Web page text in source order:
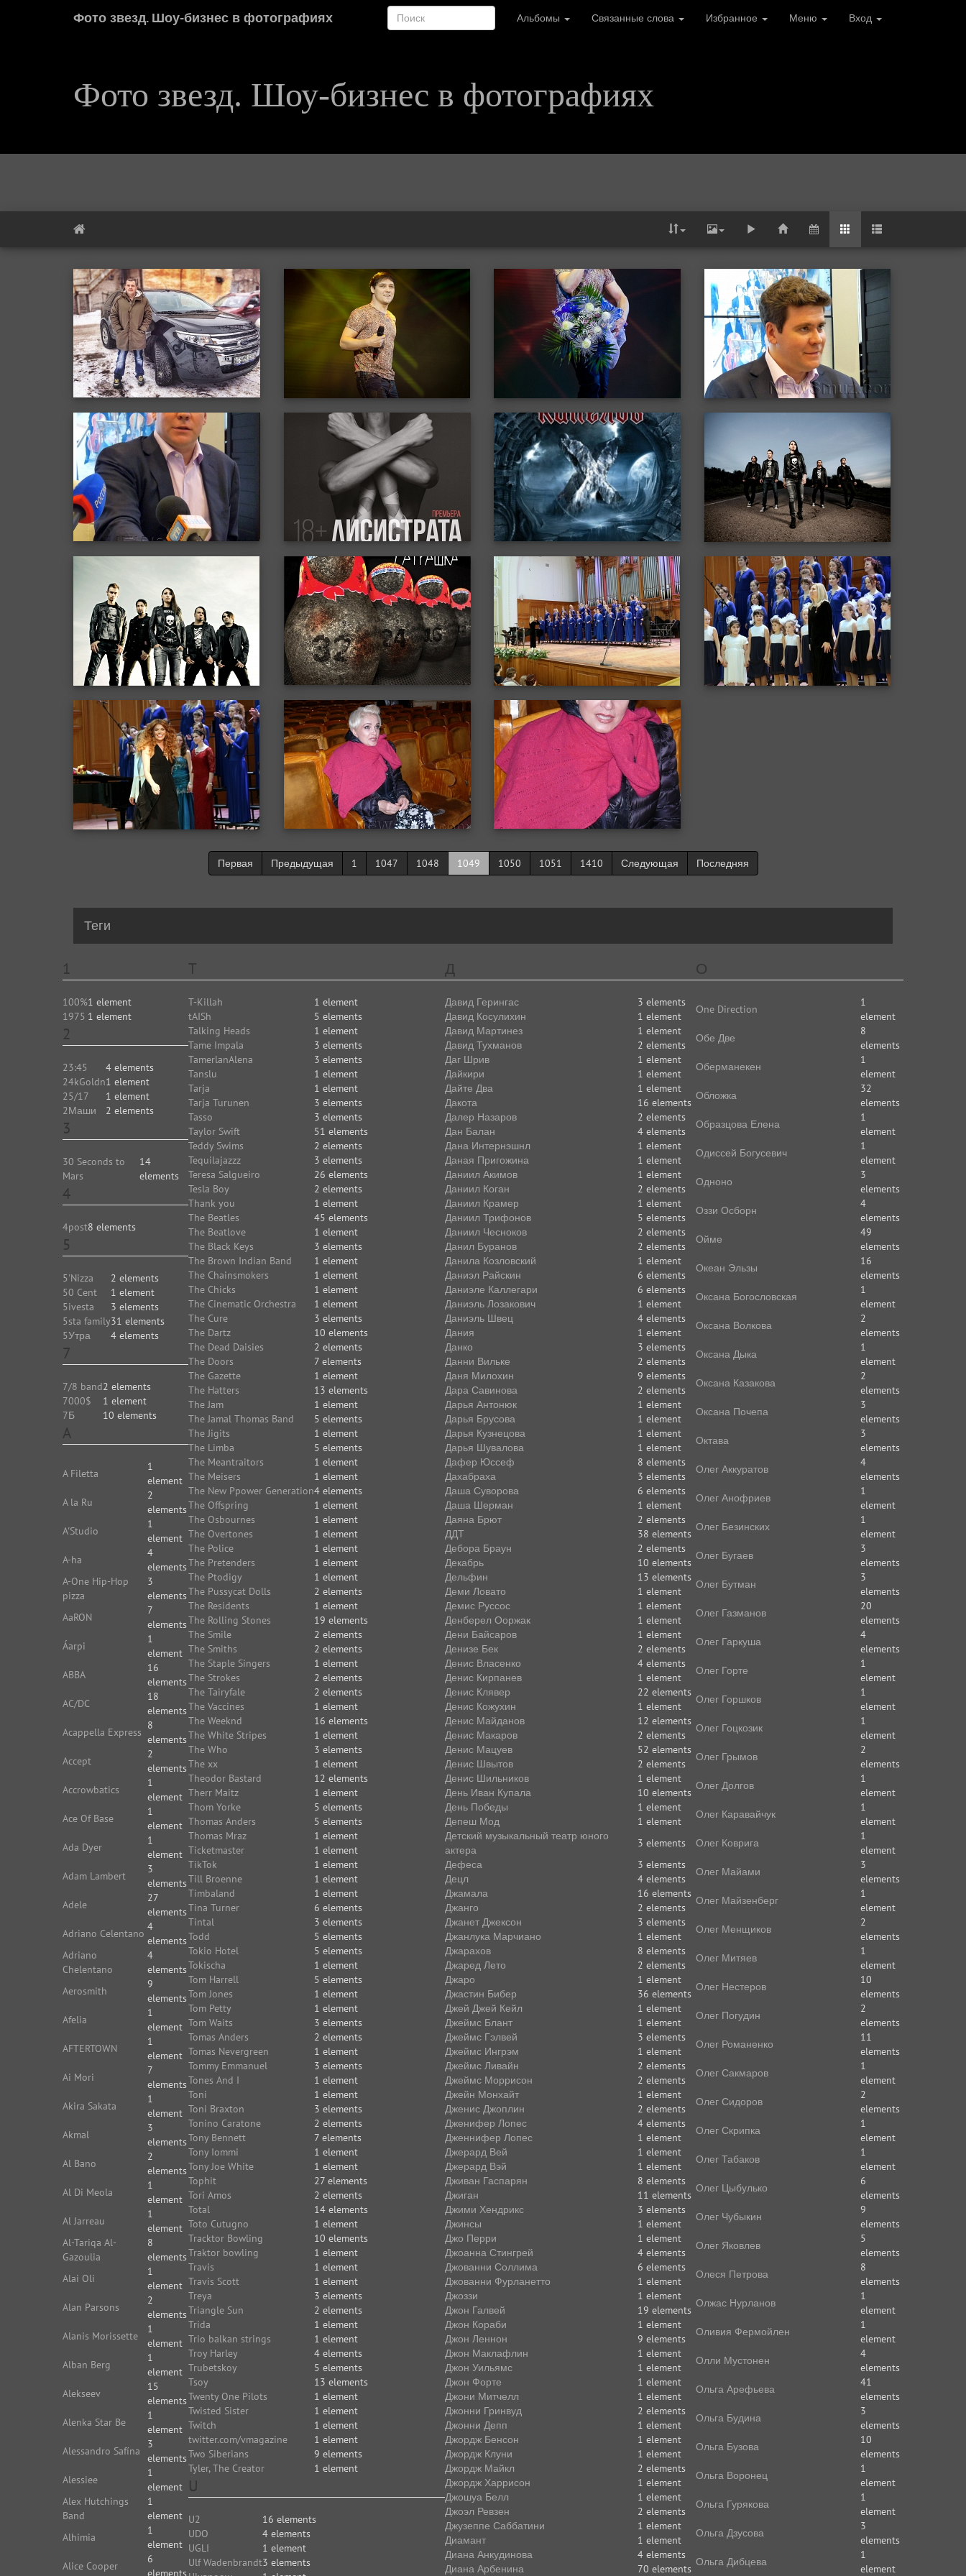
Фото звезд. Шоу-бизнес в фотографиях Альбомы Связанные слова Избранное Меню Вход
Фото звезд. Шоу-бизнес в фотографиях
Первая Предыдущая 1 1047 1048 1049 1050 1051 1410 Следующая Последняя
Теги
1
100%1 element
1975 1 element
2
23:45
4 elements
24kGoldn1 element
25/17
1 element
2Маши
2 elements
3
30 Seconds to
Mars
14
elements
4
4post8 elements
5
5'Nizza
2 elements
50 Cent
1 element
5ivesta
3 elements
5sta family31 elements
5Утра
4 elements
7
7/8 band2 elements
7000$
1 element
7Б
10 elements
A
A Filetta
1
element
A la Ru
2
elements
A'Studio
1
element
A-ha
4
elements
A-One Hip-Hop
pizza
3
elements
AaRON
7
elements
Áarpi
1
element
ABBA
16
elements
AC/DC
18
elements
Acappella Express
8
elements
Accept
2
elements
Accrowbatics
1
element
Ace Of Base
1
element
Ada Dyer
1
element
Adam Lambert
3
elements
Adele
27
elements
Adriano Celentano
4
elements
Adriano
Chelentano
4
elements
Aerosmith
9
elements
Afelia
1
element
AFTERTOWN
1
element
Ai Mori
7
elements
Akira Sakata
1
element
Akmal
3
elements
Al Bano
2
elements
Al Di Meola
1
element
Al Jarreau
1
element
Al-Tariqa Al-
Gazoulia
8
elements
Alai Oli
1
element
Alan Parsons
2
elements
Alanis Morissette
1
element
Alban Berg
1
element
Alekseev
15
elements
Alenka Star Be
1
element
Alessandro Safína
3
elements
Alessiee
1
element
Alex Hutchings
Band
1
element
Alhimia
1
element
Alice Cooper
6
elements
T
T-Killah
1 element
tAISh
5 elements
Talking Heads
1 element
Tame Impala
3 elements
TamerlanAlena
3 elements
Tanslu
1 element
Tarja
1 element
Tarja Turunen
3 elements
Tasso
3 elements
Taylor Swift
51 elements
Teddy Swims
2 elements
Tequilajazzz
3 elements
Teresa Salgueiro
26 elements
Tesla Boy
2 elements
Thank you
1 element
The Beatles
45 elements
The Beatlove
1 element
The Black Keys
3 elements
The Brown Indian Band
1 element
The Chainsmokers
1 element
The Chicks
1 element
The Cinematic Orchestra
1 element
The Cure
3 elements
The Dartz
10 elements
The Dead Daisies
2 elements
The Doors
7 elements
The Gazette
1 element
The Hatters
13 elements
The Jam
1 element
The Jamal Thomas Band
5 elements
The Jigits
1 element
The Limba
5 elements
The Meantraitors
1 element
The Meisers
1 element
The New Ppower Generation4 elements
The Offspring
1 element
The Osbournes
1 element
The Overtones
1 element
The Police
1 element
The Pretenders
1 element
The Ptodigy
1 element
The Pussycat Dolls
2 elements
The Residents
1 element
The Rolling Stones
19 elements
The Smile
2 elements
The Smiths
2 elements
The Staple Singers
1 element
The Strokes
2 elements
The Tairyfale
2 elements
The Vaccines
1 element
The Weeknd
16 elements
The White Stripes
1 element
The Who
3 elements
The xx
1 element
Theodor Bastard
12 elements
Therr Maitz
1 element
Thom Yorke
5 elements
Thomas Anders
5 elements
Thomas Mraz
1 element
Ticketmaster
1 element
TikTok
1 element
Till Broenne
1 element
Timbaland
1 element
Tina Turner
6 elements
Tintal
3 elements
Todd
5 elements
Tokio Hotel
5 elements
Tokischa
1 element
Tom Harrell
5 elements
Tom Jones
1 element
Tom Petty
1 element
Tom Waits
3 elements
Tomas Anders
2 elements
Tomas Nevergreen
1 element
Tommy Emmanuel
3 elements
Tones And I
1 element
Toni
1 element
Toni Braxton
3 elements
Tonino Caratone
2 elements
Tony Bennett
7 elements
Tony Iommi
1 element
Tony Joe White
1 element
Tophit
27 elements
Tori Amos
2 elements
Total
14 elements
Toto Cutugno
1 element
Tracktor Bowling
10 elements
Traktor bowling
1 element
Travis
1 element
Travis Scott
1 element
Treya
3 elements
Triangle Sun
2 elements
Trida
1 element
Trio balkan strings
1 element
Troy Harley
4 elements
Trubetskoy
5 elements
Tsoy
13 elements
Twenty One Pilots
1 element
Twisted Sister
1 element
Twitch
1 element
twitter.com/vmagazine
1 element
Two Siberians
9 elements
Tyler, The Creator
1 element
U
U2
16 elements
UDO
4 elements
UGLI
1 element
Ulf Wadenbrandt3 elements
Д
Давид Герингас
3 elements
Давид Косулихин
1 element
Давид Мартинез
1 element
Давид Тухманов
2 elements
Даг Шрив
1 element
Дайкири
1 element
Дайте Два
1 element
Дакота
16 elements
Далер Назаров
2 elements
Дан Балан
4 elements
Дана Интернэшнл
1 element
Даная Пригожина
1 element
Даниил Акимов
1 element
Даниил Коган
2 elements
Даниил Крамер
1 element
Даниил Трифонов
5 elements
Даниил Чесноков
2 elements
Данил Буранов
2 elements
Данила Козловский
1 element
Даниэл Райскин
6 elements
Даниэле Каллегари
6 elements
Даниэль Лозакович
1 element
Даниэль Швец
4 elements
Дания
1 element
Данко
3 elements
Данни Вильке
2 elements
Даня Милохин
9 elements
Дара Савинова
2 elements
Дарья Антонюк
1 element
Дарья Брусова
1 element
Дарья Кузнецова
1 element
Дарья Шувалова
1 element
Дафер Юссеф
8 elements
Дахабраха
3 elements
Даша Суворова
6 elements
Даша Шерман
1 element
Даяна Брют
2 elements
ДДТ
38 elements
Дебора Браун
2 elements
Декабрь
10 elements
Дельфин
13 elements
Деми Ловато
1 element
Демис Руссос
1 element
Денберел Ооржак
1 element
Дени Байсаров
1 element
Денизе Бек
2 elements
Денис Власенко
4 elements
Денис Кирпанев
1 element
Денис Клявер
22 elements
Денис Кожухин
1 element
Денис Майданов
12 elements
Денис Макаров
2 elements
Денис Мацуев
52 elements
Денис Швытов
2 elements
Денис Шильников
1 element
День Иван Купала
10 elements
День Победы
1 element
Депеш Мод
1 element
Детский музыкальный театр юного
актера
3 elements
Дефеса
3 elements
Децл
4 elements
Джамала
16 elements
Джанго
2 elements
Джанет Джексон
3 elements
Джанлука Марчиано
1 element
Джарахов
8 elements
Джаред Лето
2 elements
Джаро
1 element
Джастин Бибер
36 elements
Джей Джей Кейл
1 element
Джеймс Блант
1 element
Джеймс Гэлвей
3 elements
Джеймс Ингрэм
1 element
Джеймс Ливайн
2 elements
Джеймс Моррисон
2 elements
Джейн Монхайт
1 element
Дженис Джоплин
2 elements
Дженифер Лопес
4 elements
Дженнифер Лопес
1 element
Джерард Вей
1 element
Джерард Вэй
1 element
Дживан Гаспарян
8 elements
Джиган
11 elements
Джими Хендрикс
3 elements
Джинсы
1 element
Джо Перри
1 element
Джоанна Стингрей
4 elements
Джованни Соллима
6 elements
Джованни Фурланетто
1 element
Джоззи
1 element
Джон Галвей
19 elements
Джон Кораби
1 element
Джон Леннон
9 elements
Джон Маклафлин
1 element
Джон Уильямс
1 element
Джон Форте
1 element
Джони Митчелл
1 element
Джонни Гринвуд
2 elements
Джонни Депп
1 element
Джордж Бенсон
1 element
Джордж Клуни
1 element
Джордж Майкл
2 elements
Джордж Харрисон
1 element
Джошуа Белл
1 element
Джоэл Ревзен
2 elements
Джузеппе Саббатини
1 element
Диамант
1 element
Диана Анкудинова
4 elements
Диана Арбенина
70 elements
О
Оne Direction
1
element
Обе Две
8
elements
Оберманекен
1
element
Обложка
32
elements
Образцова Елена
1
element
Одиссей Богусевич
1
element
Одноно
3
elements
Оззи Осборн
4
elements
Ойме
49
elements
Океан Эльзы
16
elements
Оксана Богословская
1
element
Оксана Волкова
2
elements
Оксана Дыка
1
element
Оксана Казакова
2
elements
Оксана Почепа
3
elements
Октава
3
elements
Олег Аккуратов
4
elements
Олег Анофриев
1
element
Олег Безинских
1
element
Олег Бугаев
3
elements
Олег Бутман
3
elements
Олег Газманов
20
elements
Олег Гаркуша
4
elements
Олег Горте
1
element
Олег Горшков
1
element
Олег Гоцкозик
1
element
Олег Грымов
2
elements
Олег Долгов
1
element
Олег Каравайчук
1
element
Олег Коврига
1
element
Олег Майами
3
elements
Олег Майзенберг
1
element
Олег Менщиков
2
elements
Олег Митяев
1
element
Олег Нестеров
10
elements
Олег Погудин
2
elements
Олег Романенко
11
elements
Олег Сакмаров
1
element
Олег Сидоров
2
elements
Олег Скрипка
1
element
Олег Табаков
1
element
Олег Цыбулько
6
elements
Олег Чубыкин
9
elements
Олег Яковлев
5
elements
Олеся Петрова
8
elements
Олжас Нурланов
1
element
Оливия Фермойлен
1
element
Олли Мустонен
4
elements
Ольга Арефьева
41
elements
Ольга Будина
3
elements
Ольга Бузова
10
elements
Ольга Воронец
1
element
Ольга Гурякова
1
element
Ольга Дзусова
3
elements
Ольга Дибцева
1
element